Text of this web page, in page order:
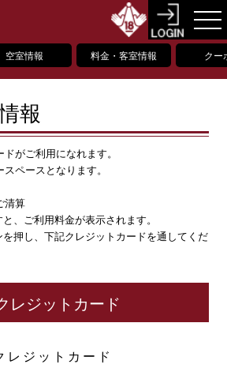
空室情報 料金・客室情報 クー
報
がご利用になれます。
ペースとなります。
清算
、ご利用料金が表示されます。
押し、下記クレジットカードを通してくだ
レジットカード
レジットカード